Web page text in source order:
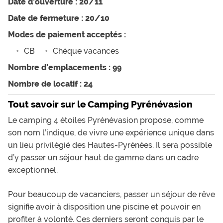
Date de fermeture : 20/10
Modes de paiement acceptés :
CB
Chèque vacances
Nombre d'emplacements : 99
Nombre de locatif : 24
Tout savoir sur le Camping Pyrénévasion
Le camping 4 étoiles Pyrénévasion propose, comme
son nom l’indique, de vivre une expérience unique dans
un lieu privilégié des Hautes-Pyrénées. Il sera possible
d’y passer un séjour haut de gamme dans un cadre
exceptionnel.
Pour beaucoup de vacanciers, passer un séjour de rêve
signifie avoir à disposition une piscine et pouvoir en
profiter à volonté. Ces derniers seront conquis par le